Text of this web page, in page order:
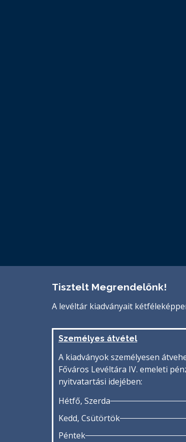
Tisztelt Megrendelőnk!
A levéltár kiadványait
Személyes átvétel
A kiadványok személyesen
Főváros Levéltára IV. emeleti
nyitvatartási idejében:
Hétfő, Szerda
Kedd, Csütörtök
Péntek